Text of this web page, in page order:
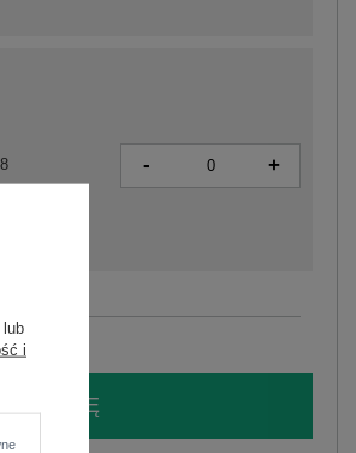
- +
CENĘ
lub
i